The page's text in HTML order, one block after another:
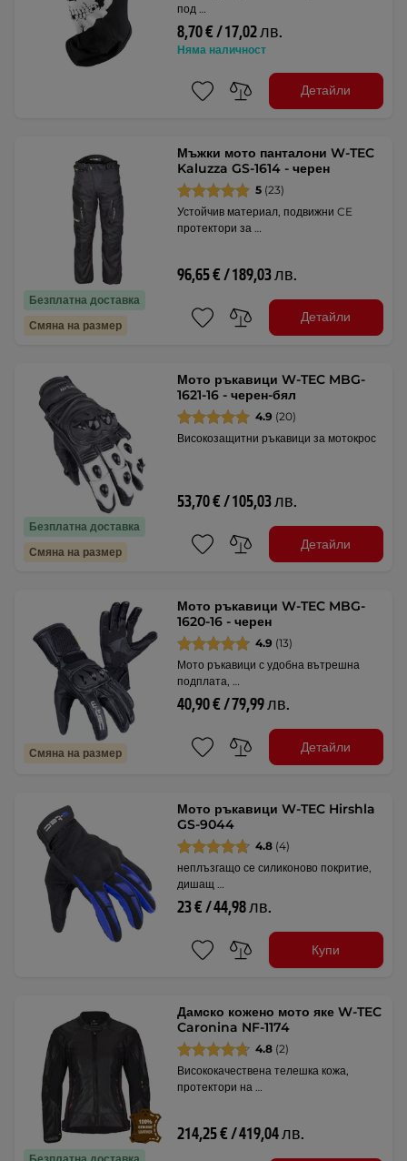
под …
8,70 € / 17,02 лв.
Няма наличност
Детайли
Безплатна доставка
Смяна на размер
Мъжки мото панталони W-TEC
Kaluzza GS-1614 - черен
5 (23)
Устойчив материал, подвижни CE
протектори за …
96,65 € / 189,03 лв.
Детайли
Безплатна доставка
Смяна на размер
Мото ръкавици W-TEC MBG-
1621-16 - черен-бял
4.9 (20)
Високозащитни ръкавици за мотокрос
53,70 € / 105,03 лв.
Детайли
Смяна на размер
Мото ръкавици W-TEC MBG-
1620-16 - черен
4.9 (13)
Мото ръкавици с удобна вътрешна
подплата, …
40,90 € / 79,99 лв.
Детайли
Мото ръкавици W-TEC Hirshla
GS-9044
4.8 (4)
неплъзгащо се силиконово покритие,
дишащ …
23 € / 44,98 лв.
Купи
Дамско кожено мото яке W-TEC
Caronina NF-1174
4.8 (2)
Висококачествена телешка кожа,
протектори на …
214,25 € / 419,04 лв.